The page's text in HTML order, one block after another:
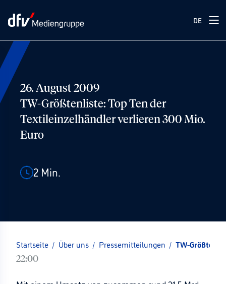
DE
26. August 2009
TW-Größtenliste: Top Ten der
Textileinzelhändler verlieren 300 Mio.
Euro
2 Min.
Startseite / Über uns / Pressemitteilungen / TW-
22:00